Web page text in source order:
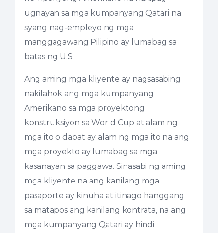
ugnayan sa mga kumpanyang Qatari na
syang nag-empleyo ng mga
manggagawang Pilipino ay lumabag sa
batas ng U.S.
Ang aming mga kliyente ay nagsasabing
nakilahok ang mga kumpanyang
Amerikano sa mga proyektong
konstruksiyon sa World Cup at alam ng
mga ito o dapat ay alam ng mga ito na ang
mga proyekto ay lumabag sa mga
kasanayan sa paggawa. Sinasabi ng aming
mga kliyente na ang kanilang mga
pasaporte ay kinuha at itinago hanggang
sa matapos ang kanilang kontrata, na ang
mga kumpanyang Qatari ay hindi